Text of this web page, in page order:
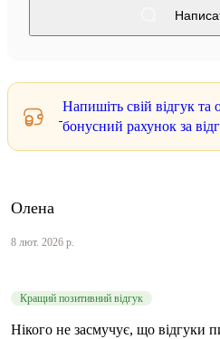
Напишіть свій відгук та
бонусний рахунок за
Олена
8 лют. 2026 р.
Кращий позитивний відгук
Нікого не засмучує, що відгуки